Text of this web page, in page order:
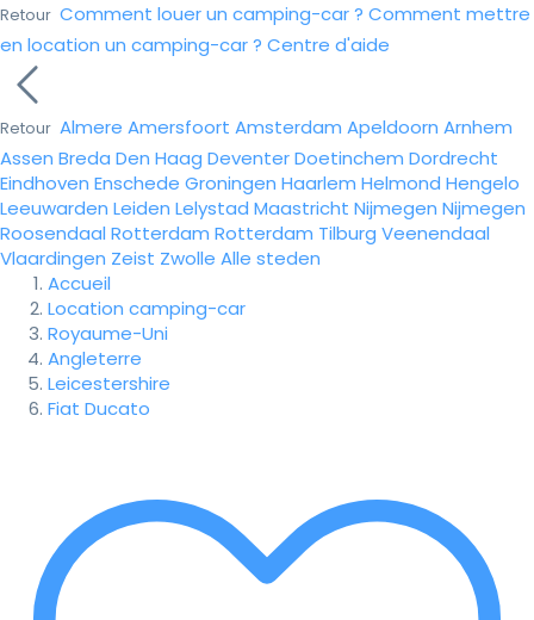
Retour Comment louer un camping-car ? Comment mettre
en location un camping-car ? Centre d'aide
Retour Almere Amersfoort Amsterdam Apeldoorn Arnhem
Assen Breda Den Haag DeventerDoetinchem Dordrecht
Eindhoven Enschede Groningen Haarlem Helmond Hengelo
Leeuwarden Leiden Lelystad Maastricht Nijmegen Nijmegen
Roosendaal Rotterdam Rotterdam Tilburg Veenendaal
Vlaardingen Zeist Zwolle Alle steden
Accueil
Location camping-car
Royaume-Uni
Angleterre
Leicestershire
Fiat Ducato